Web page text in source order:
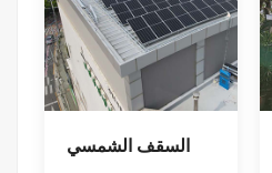
السقف الشمسي